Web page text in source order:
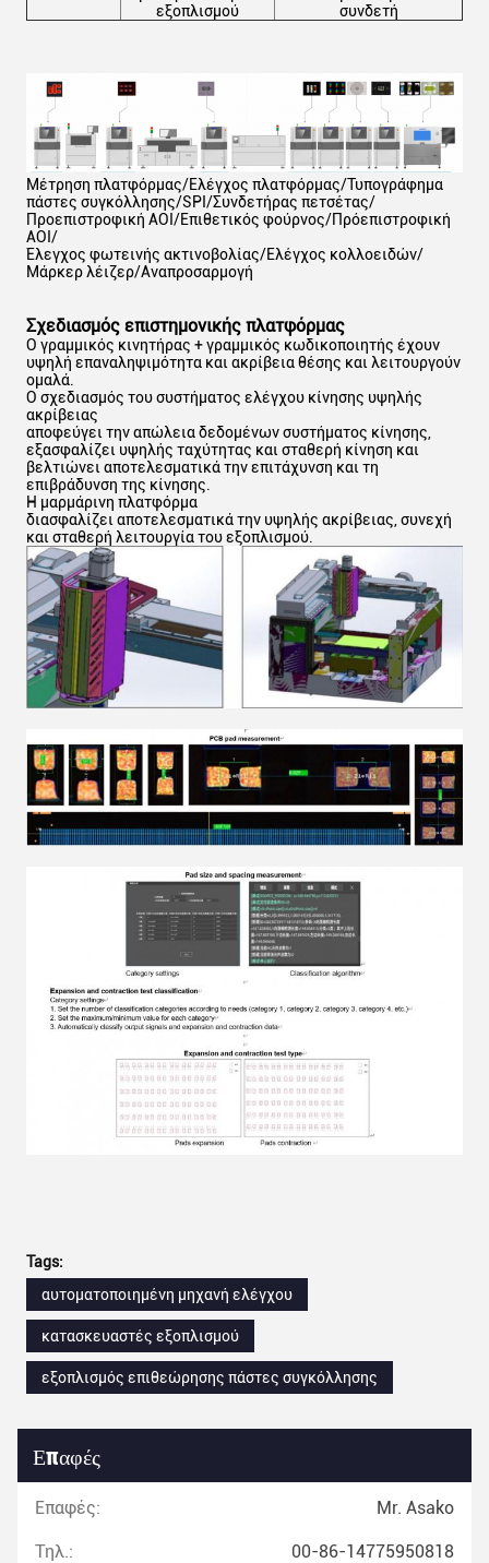
εξοπλισμού
συνδετή
Μέτρηση πλατφόρμας/Ελέγχος πλατφόρμας/Τυπογράφημα
πάστες συγκόλλησης/SPI/Συνδετήρας πετσέτας/
Προεπιστροφική AOI/Επιθετικός φούρνος/Πρόεπιστροφική
AOI/
Έλεγχος φωτεινής ακτινοβολίας/Ελέγχος κολλοειδών/
Μάρκερ λέιζερ/Αναπροσαρμογή
Σχεδιασμός επιστημονικής πλατφόρμας
Ο γραμμικός κινητήρας + γραμμικός κωδικοποιητής έχουν
υψηλή επαναληψιμότητα και ακρίβεια θέσης και λειτουργούν
ομαλά.
Ο σχεδιασμός του συστήματος ελέγχου κίνησης υψηλής
ακρίβειας
αποφεύγει την απώλεια δεδομένων συστήματος κίνησης,
εξασφαλίζει υψηλής ταχύτητας και σταθερή κίνηση και
βελτιώνει αποτελεσματικά την επιτάχυνση και τη
επιβράδυνση της κίνησης.
Η μαρμάρινη πλατφόρμα
διασφαλίζει αποτελεσματικά την υψηλής ακρίβειας, συνεχή
και σταθερή λειτουργία του εξοπλισμού.
Tags:
αυτοματοποιημένη μηχανή ελέγχου
κατασκευαστές εξοπλισμού
εξοπλισμός επιθεώρησης πάστες συγκόλλησης
Επαφές
Επαφές: Mr. Asako
Τηλ.: 00-86-14775950818